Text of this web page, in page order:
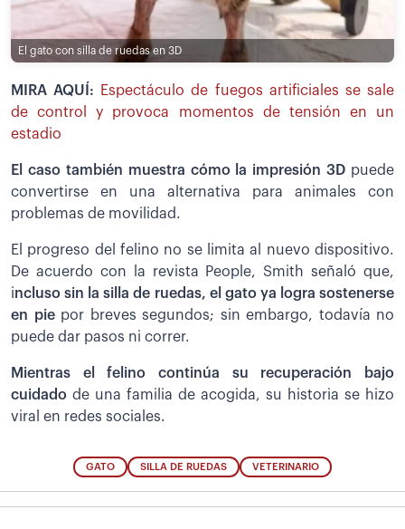
El gato con silla de ruedas en 3D
MIRA AQUÍ:
Espectáculo de fuegos artificiales se sale
de control y provoca momentos de tensión en un
estadio
El caso también muestra cómo la impresión 3D puede
convertirse en una alternativa para animales con
problemas de movilidad.
El progreso del felino no se limita al nuevo dispositivo.
De acuerdo con la revista People, Smith señaló que,
incluso sin la silla de ruedas, el gato ya logra sostenerse
en piepor breves segundos; sin embargo, todavía no
puede dar pasos ni correr.
Mientras el felino continúa su recuperación bajo
cuidado de una familia de acogida, su historia se hizo
viral en redes sociales.
GATO SILLA DE RUEDAS VETERINARIO